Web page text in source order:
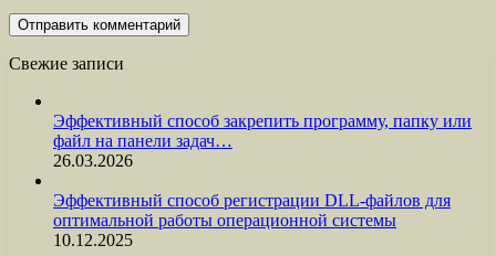
Свежие записи
Эффективный способ закрепить программу, папку или
файл на панели задач…
26.03.2026
Эффективный способ регистрации DLL-файлов для
оптимальной работы операционной системы
10.12.2025